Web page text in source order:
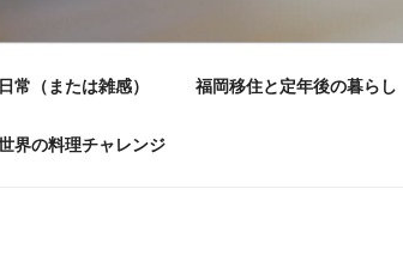
日常（または雑感） 福岡移住と定年後の暮らし
界の料理チャレンジ